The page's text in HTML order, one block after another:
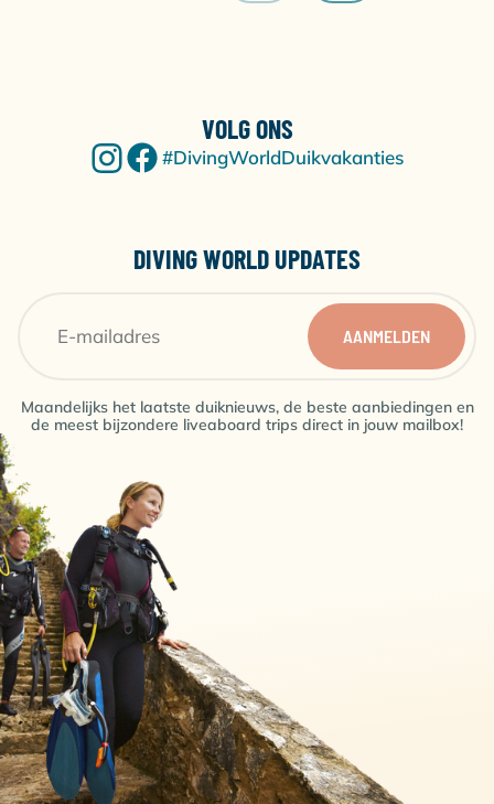
VOLG ONS
#DivingWorldDuikvakanties
DIVING WORLD UPDATES
AANMELDEN
Maandelijks het laatste duiknieuws, de beste aanbiedingen en
de meest bijzondere liveaboard trips direct in jouw mailbox!